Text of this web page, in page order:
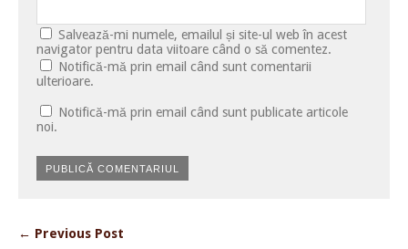
Salvează-mi numele, emailul și site-ul web în acest
navigator pentru data viitoare când o să comentez.
Notifică-mă prin email când sunt comentarii
ulterioare.
Notifică-mă prin email când sunt publicate articole
noi.
← Previous Post